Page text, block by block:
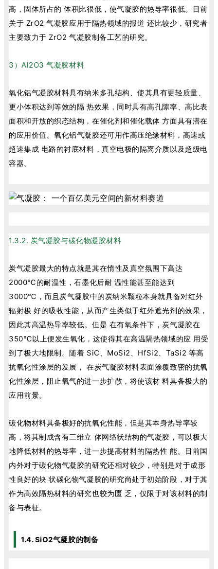
高，固体所占的 体积比很低，使气凝胶的热导率很低。目前
关于 ZrO2 气凝胶应用于隔热领域的报道 还比较少，研究者
主要致力于 ZrO2 气凝胶制备工艺的研究。
3）Al2O3 气凝胶材料
氧化铝气凝胶材料具有纳米多孔结构、使其具有更轻质量、
更小体积达到等效的隔 热效果，同时具有高孔隙率、高比表
面积和开放的织态结构，在催化剂和催化载体 方面具有潜在
的应用价值。氧化铝气凝胶还可用作高压绝缘材料，高速或
超速集成 电路的衬底材料，真空电极的隔离介质以及超级电
容器。
1.3.2. 炭气凝胶与碳化物凝胶材料
炭气凝胶最大的特点就是其在惰性及真空氛围下高达
2000℃的耐温性，石墨化后耐 温性能甚至能达到
3000℃，而且炭气凝胶中的炭纳米颗粒本身就具备对红外
辐射极 好的吸收性能，从而产生类似于红外遮光剂的效果，
因此其高温热导率较低。但是 在有氧条件下，炭气凝胶在
350℃以上便发生氧化，这使得其在高温隔热领域的应 用受
到了极大地限制。随着 SiC、MoSi2、HfSi2、TaSi2 等高
抗氧化性涂层的发展， 在炭气凝胶材料表面涂覆致密的抗氧
化性涂层，阻止氧气的进一步扩散，将使该材 料具备极大的
应用前景。
碳化物材料具备极好的抗氧化性能，但是其本身热导率较
高，将其制成含有三维立 体网络状结构的气凝胶，可以极大
地降低材料的热导率，进一步提高材料的隔热性 能。目前国
内外对于碳化物气凝胶的研究还相对较少，特别是对于成形
性良好的块 状碳化物气凝胶的研究尚处于初始阶段，对于其
作为高效隔热材料的研究也较为匮 乏，仅限于对该材料的制
备与表征。
1.4. SiO2气凝胶的制备